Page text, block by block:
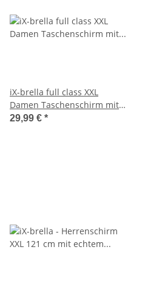
iX-brella full class XXL
Damen Taschenschirm mit
Auf-Zu-Automatik
29,99 € *